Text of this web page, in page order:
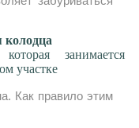
колодца
занимается
участке
Как правило этим